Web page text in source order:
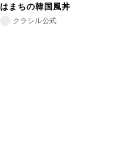
はまちの韓国風丼
クラシル公式